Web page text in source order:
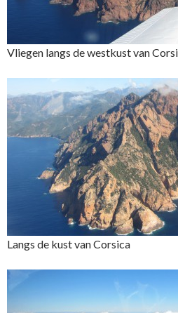
Vliegen langs de westkust van
Langs de kust van Corsica